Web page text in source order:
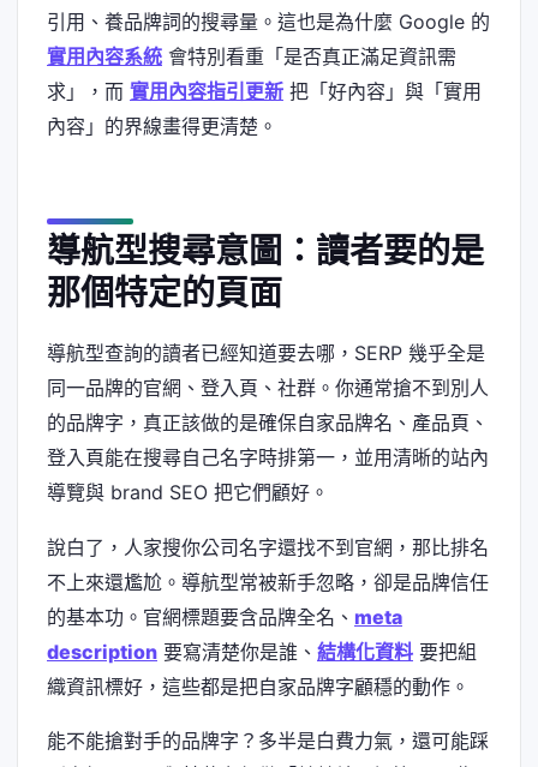
引用、養品牌詞的搜尋量。這也是為什麼 Google 的
實用內容系統 會特別看重「是否真正滿足資訊需
求」，而 實用內容指引更新 把「好內容」與「實用
內容」的界線畫得更清楚。
導航型搜尋意圖：讀者要的是
那個特定的頁面
導航型查詢的讀者已經知道要去哪，SERP 幾乎全是
同一品牌的官網、登入頁、社群。你通常搶不到別人
的品牌字，真正該做的是確保自家品牌名、產品頁、
登入頁能在搜尋自己名字時排第一，並用清晰的站內
導覽與 brand SEO 把它們顧好。
說白了，人家搜你公司名字還找不到官網，那比排名
不上來還尷尬。導航型常被新手忽略，卻是品牌信任
的基本功。官網標題要含品牌全名、 meta
description 要寫清楚你是誰、 結構化資料 要把組
織資訊標好，這些都是把自家品牌字顧穩的動作。
能不能搶對手的品牌字？多半是白費力氣，還可能踩